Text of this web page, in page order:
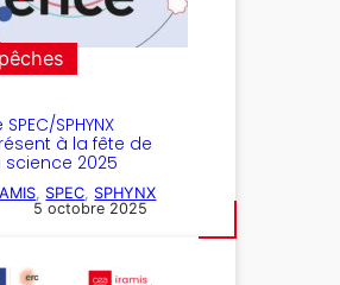
SPEC/SPHYNX
à la fête de
science 2025
SPEC SPHYNX
5 octobre 2025